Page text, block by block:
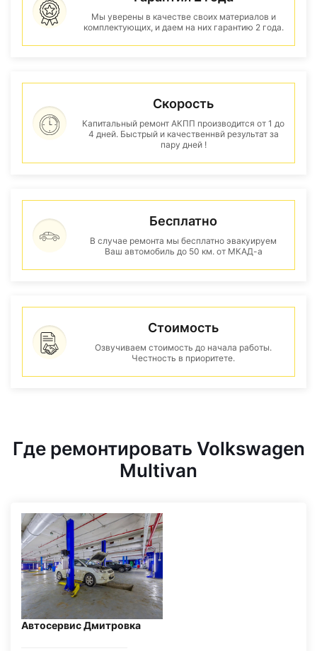
Мы уверены в качестве своих материалов и
комплектующих, и даем на них гарантию 2 года.
Скорость
Капитальный ремонт АКПП производится от 1 до
4 дней. Быстрый и качественнвй результат за
пару дней !
Бесплатно
В случае ремонта мы бесплатно эвакуируем
Ваш автомобиль до 50 км. от МКАД-а
Стоимость
Озвучиваем стоимость до начала работы.
Честность в приоритете.
Где ремонтировать Volkswagen
Multivan
Автосервис Дмитровка